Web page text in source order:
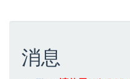
消息